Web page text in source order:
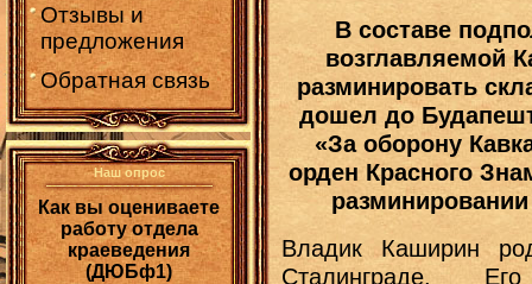
Отзывы и
предложения
Обратная связь
Наш опрос
Как вы оцениваете
работу отдела
краеведения
(ДЮБф1)
В составе
возглавляемой
разминировать
дошел до
«За оборону
орден Красного
Владик Каширин
Сталинграде.